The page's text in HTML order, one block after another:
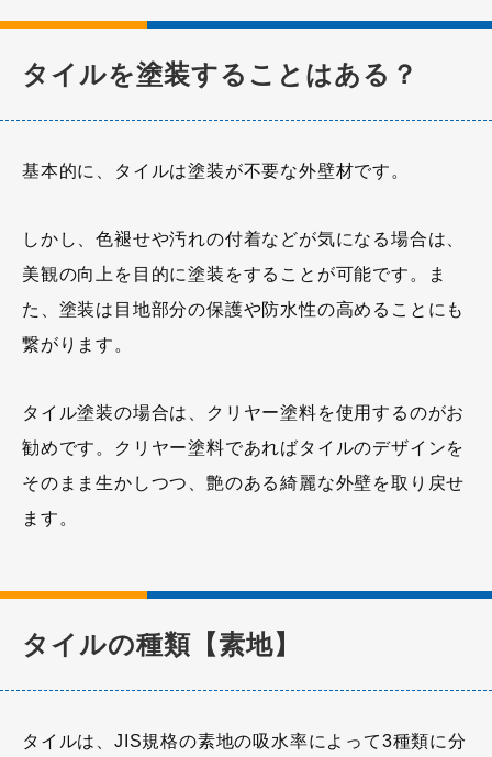
タイルを塗装することはある？
基本的に、タイルは塗装が不要な外壁材です。
しかし、色褪せや汚れの付着などが気になる場合は、
美観の向上を目的に塗装をすることが可能です。ま
た、塗装は目地部分の保護や防水性の高めることにも
繋がります。
タイル塗装の場合は、クリヤー塗料を使用するのがお
勧めです。クリヤー塗料であればタイルのデザインを
そのまま生かしつつ、艶のある綺麗な外壁を取り戻せ
ます。
タイルの種類【素地】
タイルは、JIS規格の素地の吸水率によって3種類に分